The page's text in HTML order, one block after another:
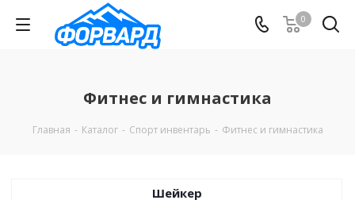
0
Фитнес и гимнастика
Главная - Каталог - Спорт инвентарь - Фитнес и гимнастика
Шейкер